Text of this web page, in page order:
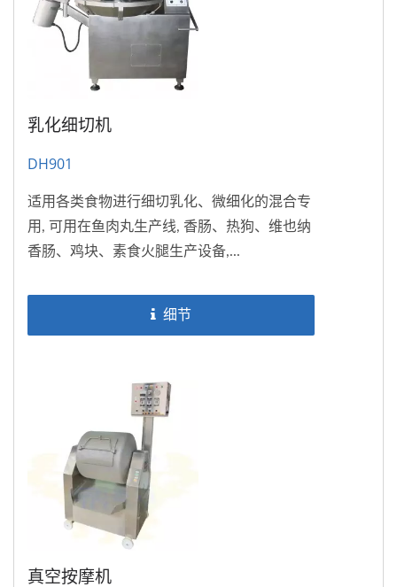
乳化细切机
DH901
适用各类食物进行细切乳化、微细化的混合专
用, 可用在鱼肉丸生产线, 香肠、热狗、维也纳
香肠、鸡块、素食火腿生产设备,...
细节
真空按摩机